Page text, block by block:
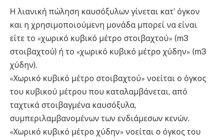
Η λιανική πώληση καυσόξυλων γίνεται κατ’ όγκον
και η χρησιμοποιούμενη μονάδα μπορεί να είναι
είτε το «χωρικό κυβικό μέτρο στοιβαχτού» (m3
στοιβαχτού) ή το «χωρικό κυβικό μέτρο χύδην» (m3
χύδην).
«Χωρικό κυβικό μέτρο στοιβαχτού» νοείται ο όγκος
του κυβικού μέτρου που καταλαμβάνεται, από
ταχτικά στοιβαγμένα καυσόξυλα,
συμπεριλαμβανομένων των ενδιάμεσων κενών.
«Χωρικό κυβικό μέτρο χύδην» νοείται ο όγκος του